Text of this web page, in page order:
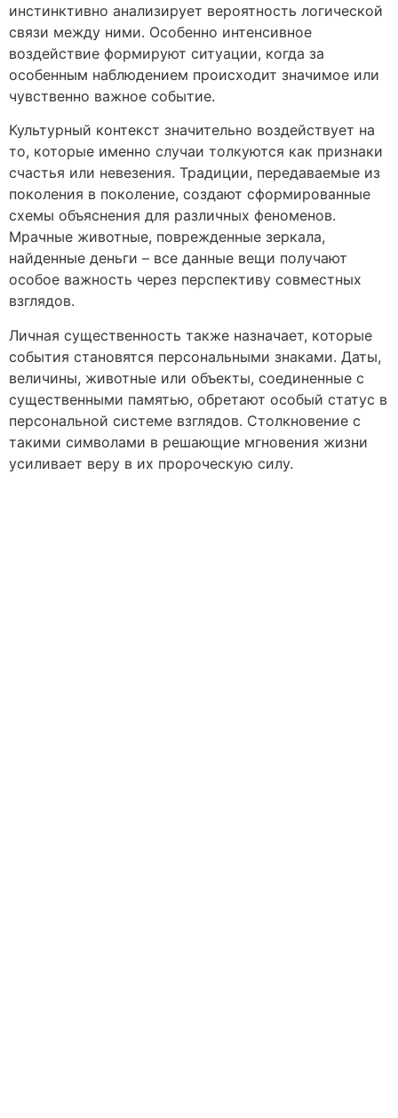
инстинктивно анализирует вероятность логической
связи между ними. Особенно интенсивное
воздействие формируют ситуации, когда за
особенным наблюдением происходит значимое или
чувственно важное событие.
Культурный контекст значительно воздействует на
то, которые именно случаи толкуются как признаки
счастья или невезения. Традиции, передаваемые из
поколения в поколение, создают сформированные
схемы объяснения для различных феноменов.
Мрачные животные, поврежденные зеркала,
найденные деньги – все данные вещи получают
особое важность через перспективу совместных
взглядов.
Личная существенность также назначает, которые
события становятся персональными знаками. Даты,
величины, животные или объекты, соединенные с
существенными памятью, обретают особый статус в
персональной системе взглядов. Столкновение с
такими символами в решающие мгновения жизни
усиливает веру в их пророческую силу.